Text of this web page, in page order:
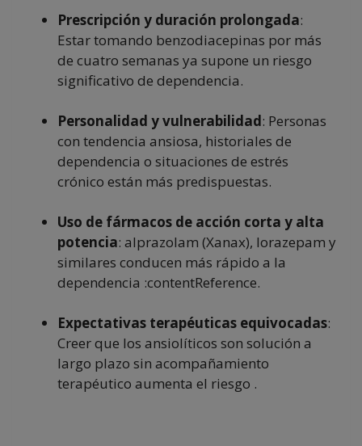
Prescripción y duración prolongada:
Estar tomando benzodiacepinas por más
de cuatro semanas ya supone un riesgo
significativo de dependencia.
Personalidad y vulnerabilidad: Personas
con tendencia ansiosa, historiales de
dependencia o situaciones de estrés
crónico están más predispuestas.
Uso de fármacos de acción corta y alta
potencia: alprazolam (Xanax), lorazepam y
similares conducen más rápido a la
dependencia :contentReference.
Expectativas terapéuticas equivocadas:
Creer que los ansiolíticos son solución a
largo plazo sin acompañamiento
terapéutico aumenta el riesgo .